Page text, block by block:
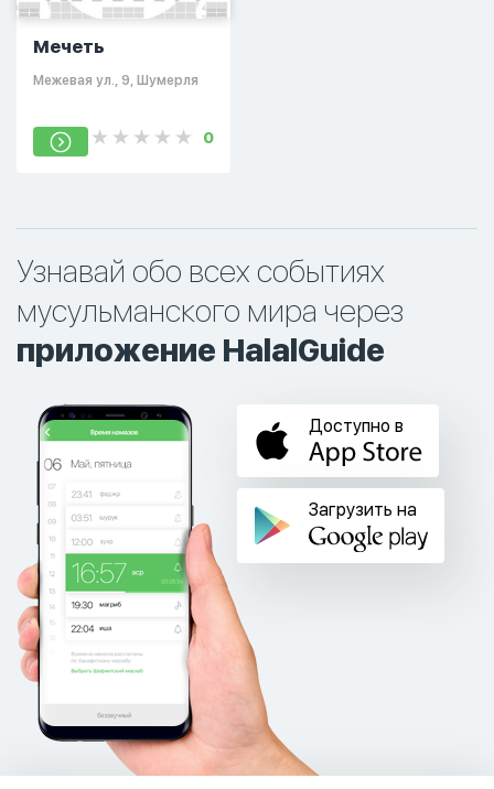
Мечеть
Межевая ул., 9, Шумерля
0
Узнавай обо всех событиях
мусульманского мира через
приложение HalalGuide
Доступно в
Загрузить на